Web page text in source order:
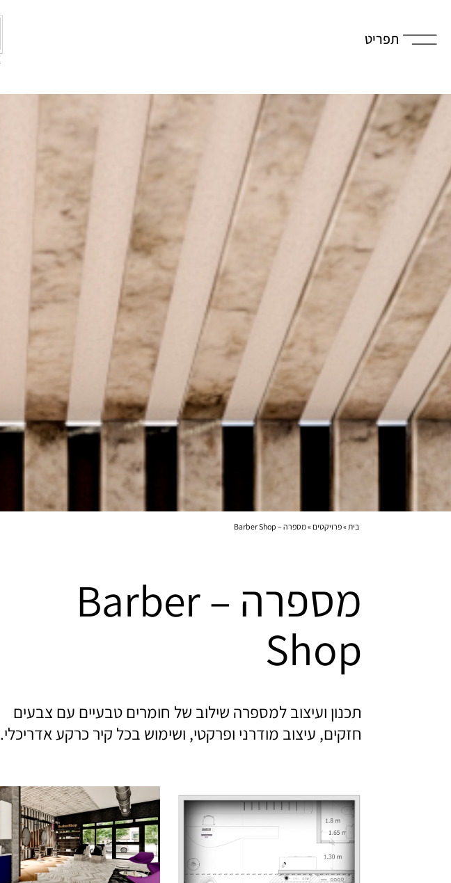
תפריט
בית »פרויקטים»מספרה – Barber Shop
מספרה – Barber
Shop
תכנון ועיצוב למספרה שילוב של חומרים טבעיים עם צבעים
חזקים, עיצוב מודרני ופרקטי, ושימוש בכל קיר כרקע אדריכלי.